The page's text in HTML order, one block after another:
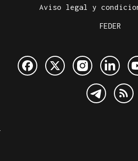
Aviso legal y
FEDER